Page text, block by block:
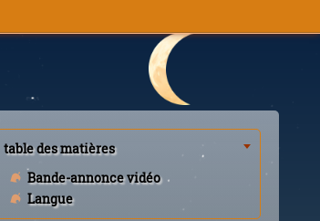
table des matières
Bande-annonce vidéo
Langue